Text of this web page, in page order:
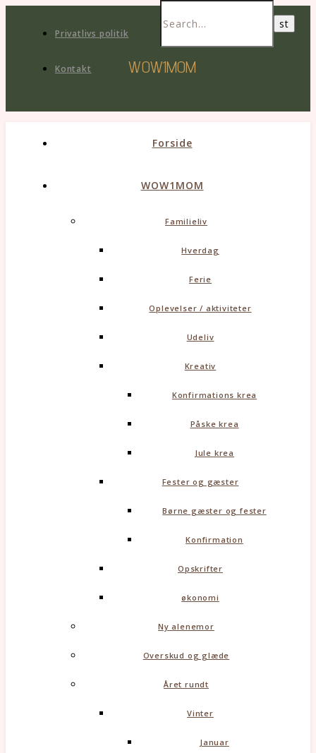
Privatlivs politik
Kontakt WOW1MOM
Forside
WOW1MOM
Familieliv
Hverdag
Ferie
Oplevelser / aktiviteter
Udeliv
Kreativ
Konfirmations krea
Påske krea
Jule krea
Fester og gæster
Børne gæster og fester
Konfirmation
Opskrifter
økonomi
Ny alenemor
Overskud og glæde
Året rundt
Vinter
Januar